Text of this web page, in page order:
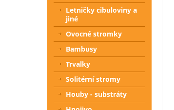
Letničky cibuloviny a
jiné
Ovocné stromky
Bambusy
Trvalky
Solitérní stromy
Houby - substráty